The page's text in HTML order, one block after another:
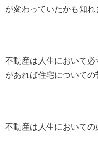
が変わっていたかも知れ
不動産は人生において
があれば住宅についての
不動産は人生においての